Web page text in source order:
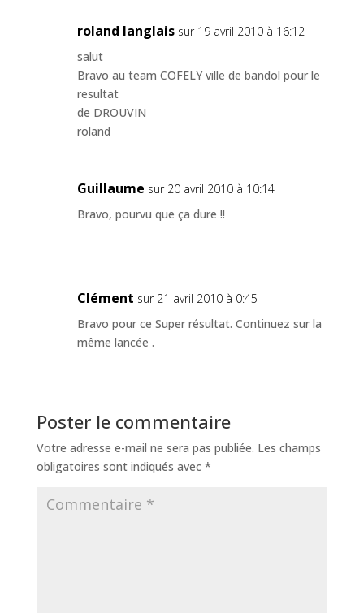
roland langlais sur 19 avril 2010 à 16:12
salut
Bravo au team COFELY ville de bandol pour le
resultat
de DROUVIN
roland
Guillaume sur 20 avril 2010 à 10:14
Bravo, pourvu que ça dure !!
Clément sur 21 avril 2010 à 0:45
Bravo pour ce Super résultat. Continuez sur la
même lancée .
Poster le commentaire
Votre adresse e-mail ne sera pas publiée. Les champs
obligatoires sont indiqués avec *